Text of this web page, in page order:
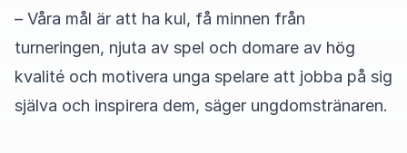
– Våra mål är att ha kul, få minnen från
turneringen, njuta av spel och domare av hög
kvalité och motivera unga spelare att jobba på sig
själva och inspirera dem, säger ungdomstränaren.